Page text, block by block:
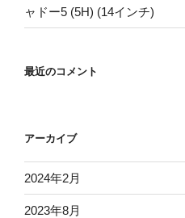
ャドー5 (5H) (14インチ)
最近のコメント
アーカイブ
2024年2月
2023年8月